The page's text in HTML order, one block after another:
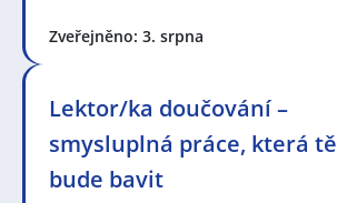
Zveřejněno: 3. srpna
Lektor/ka doučování –
smysluplná práce, která tě
bude bavit